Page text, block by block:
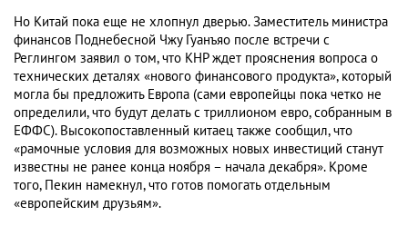
Но Китай пока еще не хлопнул дверью. Заместитель министра
финансов Поднебесной Чжу Гуанъяо после встречи с
Реглингом заявил о том, что КНР ждет прояснения вопроса о
технических деталях «нового финансового продукта», который
могла бы предложить Европа (сами европейцы пока четко не
определили, что будут делать с триллионом евро, собранным в
ЕФФС). Высокопоставленный китаец также сообщил, что
«рамочные условия для возможных новых инвестиций станут
известны не ранее конца ноября – начала декабря». Кроме
того, Пекин намекнул, что готов помогать отдельным
«европейским друзьям».